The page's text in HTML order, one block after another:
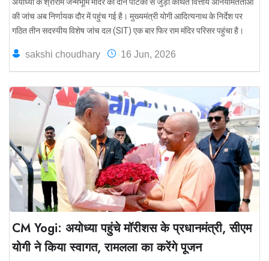
की जांच अब निर्णायक दौर में पहुंच गई है। मुख्यमंत्री योगी आदित्यनाथ के निर्देश पर
गठित तीन सदस्यीय विशेष जांच दल (SIT) एक बार फिर राम मंदिर परिसर पहुंचा है।
sakshi choudhary 16 Jun, 2026
CM Yogi: अयोध्या पहुंचे मॉरीशस के प्रधानमंत्री, सीएम
योगी ने किया स्वागत, रामलला का करेंगे पूजन